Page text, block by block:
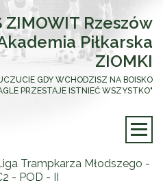
ZIMOWIT Rzeszów
Piłkarska
ZIOMKI
GDY WCHODZISZ NA BOISKO
PRZESTAJE ISTNIEĆ WSZYSTKO"
Trampkarza Młodszego -
- POD - II